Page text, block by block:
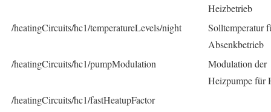
Heizbetrieb
/heatingCircuits/hc1/temperatureLevels/night
Solltemperatur
Absenkbetrieb
/heatingCircuits/hc1/pumpModulation
Modulation der
Heizpumpe für
/heatingCircuits/hc1/fastHeatupFactor